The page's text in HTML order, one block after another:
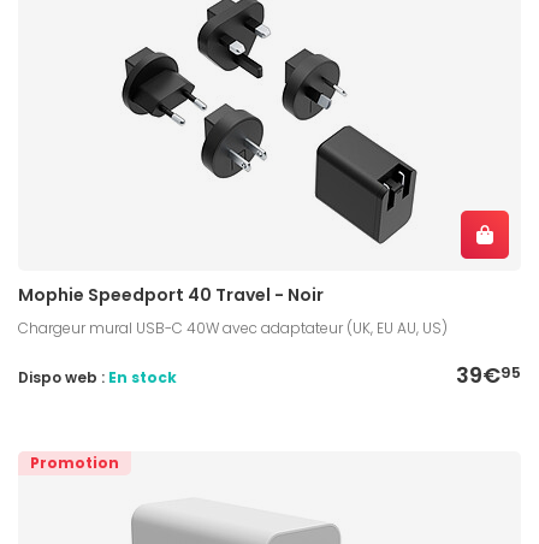
Mophie Speedport 40 Travel - Noir
Chargeur mural USB-C 40W avec adaptateur (UK, EU AU, US)
39€95
Dispo web : En stock
Promotion